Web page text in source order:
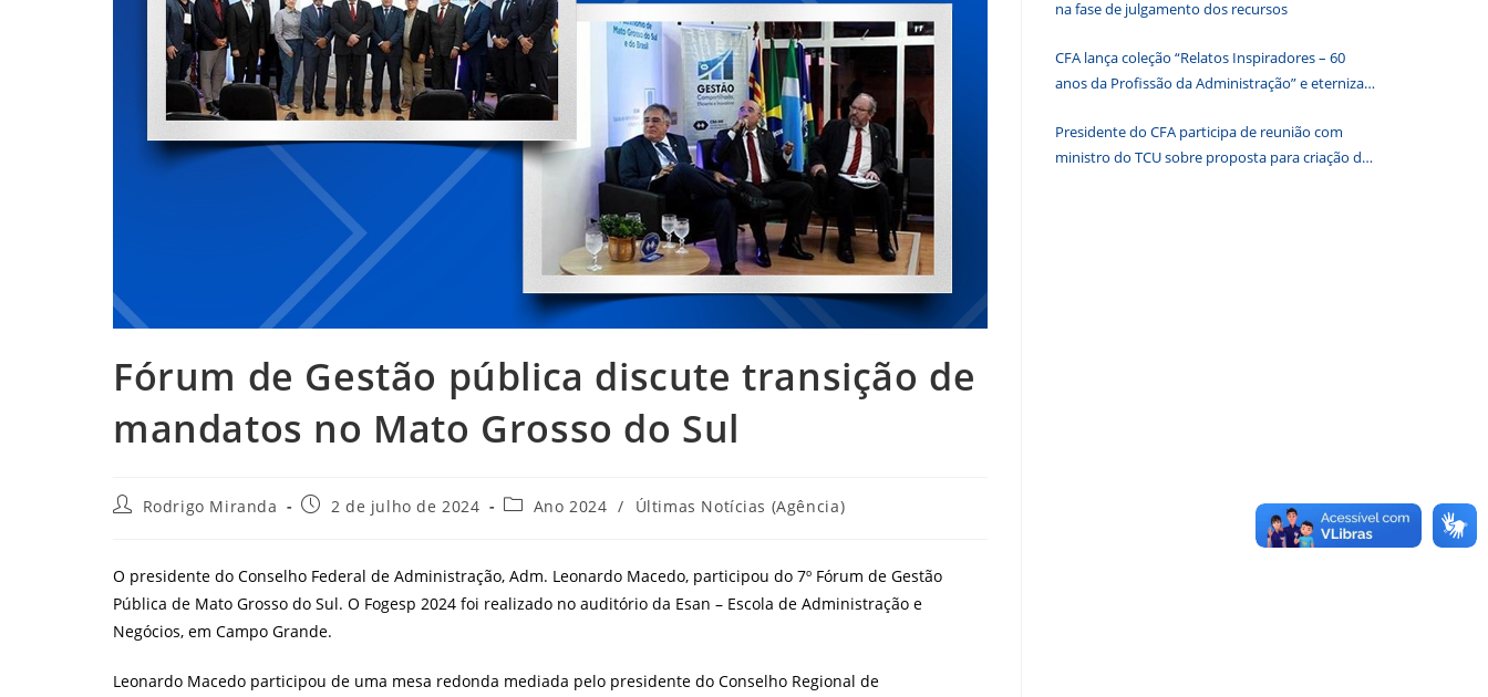
Fórum de Gestão pública discute transição de
mandatos no Mato Grosso do Sul
AutorRodrigo Miranda
Post2 de julho de 2024
Categoria
Ano 2024 / Últimas Notícias (Agência)
O presidente do Conselho Federal de Administração, Adm. Leonardo Macedo, participou do 7º Fórum de Gestão
Pública de Mato Grosso do Sul. O Fogesp 2024 foi realizado no auditório da Esan – Escola de Administração e
Negócios, em Campo Grande.
Leonardo Macedo participou de uma mesa redonda mediada pelo presidente do Conselho Regional de
na fase de julgamento dos recursos
CFA lança coleção “Relatos Inspiradores – 60
anos da Profissão da Administração” e eterniza
Presidente do CFA participa de reunião com
ministro do TCU sobre proposta para criação de